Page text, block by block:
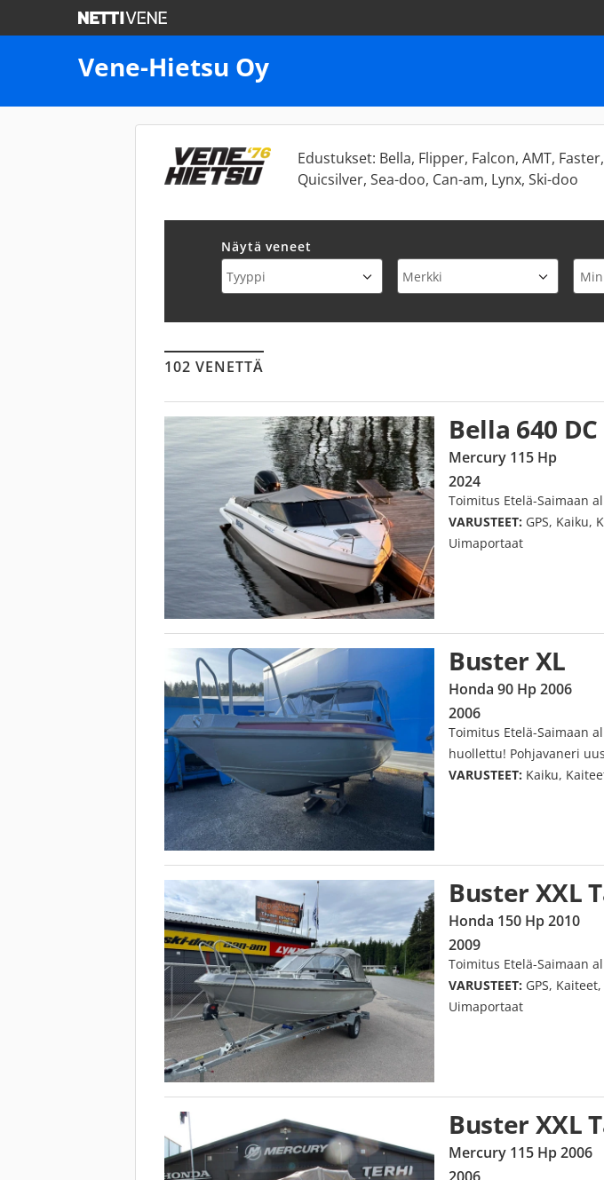
Vene-Hietsu Oy
Edustukset: Bella, Flipper, Falcon, AMT,
Quicsilver, Sea-doo, Can-am, Lynx, Ski-doo
Näytä veneet
102 VENETTÄ
Bella 640 DC
Mercury 115 Hp
2024
Toimitus Etelä-Saimaan
VARUSTEET: GPS, Kaiku,
Uimaportaat
Buster XL
Honda 90 Hp 2006
2006
Toimitus Etelä-Saimaan
huollettu! Pohjavaneri
VARUSTEET: Kaiku,
Buster XXL
Honda 150 Hp 2010
2009
Toimitus Etelä-Saimaan
VARUSTEET: GPS,
Uimaportaat
Buster XXL
Mercury 115 Hp 2006